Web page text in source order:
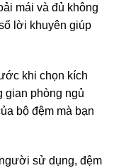
mái và đủ không
lời khuyên giúp
khi chọn kích
gian phòng ngủ
bộ đệm mà bạn
sử dụng, đệm